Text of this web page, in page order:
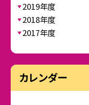
2019年度
2018年度
2017年度
カレンダー